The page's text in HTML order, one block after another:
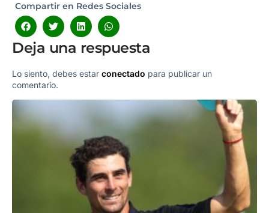
Compartir en Redes Sociales
Deja una respuesta
Lo siento, debes estar conectado para publicar un
comentario.